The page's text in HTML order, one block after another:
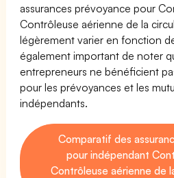
assurances prévoyance pour
Contrôleuse aérienne de la
légèrement varier en fonction
également important de noter
entrepreneurs ne bénéficient
pour les prévoyances et les
indépendants.
Comparatif des
pour indépendant
Contrôleuse aérienne de